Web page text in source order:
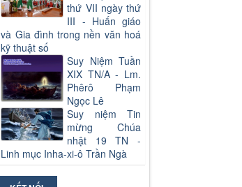
thứ VII ngày thứ
III - Huấn giáo
và Gia đình trong nền văn hoá
kỹ thuật số
Suy Niệm Tuần
XIX TN/A - Lm.
Phêrô Phạm
Ngọc Lê
Suy niệm Tin
mừng Chúa
nhật 19 TN -
Linh mục Inha-xi-ô Trần Ngà